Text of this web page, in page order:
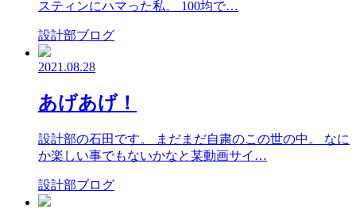
スティンにハマった私。 100均で…
設計部ブログ
2021.08.28
あげあげ！
設計部の石田です。 まだまだ自粛のこの世の中。 なに
か楽しい事でもないかなと某動画サイ…
設計部ブログ